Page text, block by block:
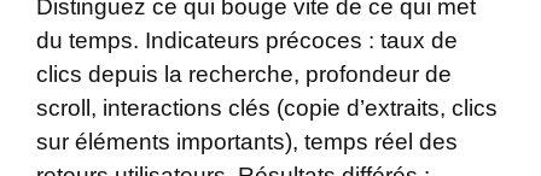
Distinguez ce qui bouge vite de ce qui met
du temps. Indicateurs précoces : taux de
clics depuis la recherche, profondeur de
scroll, interactions clés (copie d’extraits, clics
sur éléments importants), temps réel des